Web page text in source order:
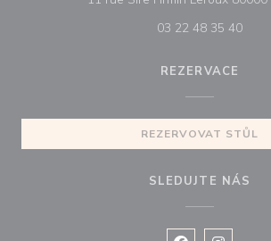
03 22 48 35 40
REZERVACE
REZERVOVAT STŮL
SLEDUJTE NÁS